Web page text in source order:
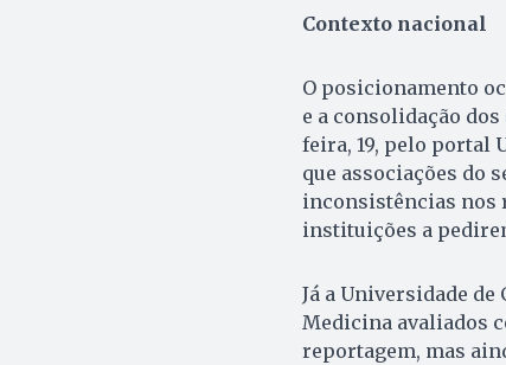
Contexto nacional
O posicionamento
e a consolidação
feira, 19, pelo portal
que associações do
inconsistências nos
instituições a
Já a Universidade
Medicina avaliados
reportagem, mas